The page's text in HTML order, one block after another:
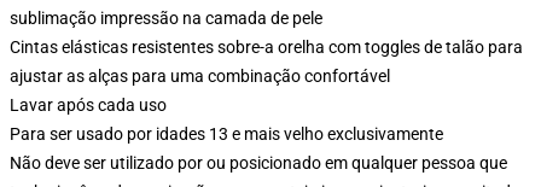
sublimação impressão na camada de pele
Cintas elásticas resistentes sobre-a orelha com toggles de talão para
ajustar as alças para uma combinação confortável
Lavar após cada uso
Para ser usado por idades 13 e mais velho exclusivamente
Não deve ser utilizado por ou posicionado em qualquer pessoa que